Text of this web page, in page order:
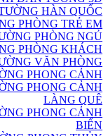
HÀN QUỐC
PHÒNG TRẺ EM
PHÒNG NGỦ
PHÒNG KHÁCH
VĂN PHÒNG
PHONG CẢNH
PHONG CẢNH
LÀNG QUÊ
PHONG CẢNH
BIỂN